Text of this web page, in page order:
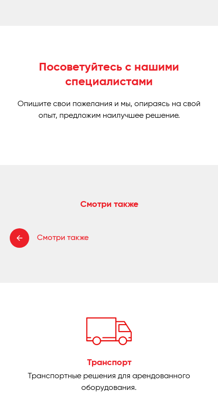
Посоветуйтесь с нашими
специалистами
Опишите свои пожелания и мы, опираясь на свой
опыт, предложим наилучшее решение.
Смотри также
Смотри также
Транспорт
Транспортные решения для арендованного
оборудования.